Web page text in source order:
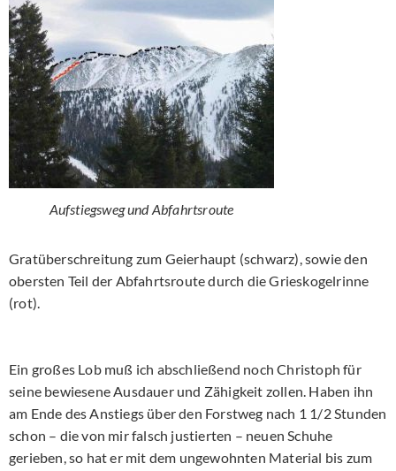
Aufstiegsweg und Abfahrtsroute
Gratüberschreitung zum Geierhaupt (schwarz), sowie den
obersten Teil der Abfahrtsroute durch die Grieskogelrinne
(rot).
Ein großes Lob muß ich abschließend noch Christoph für
seine bewiesene Ausdauer und Zähigkeit zollen. Haben ihn
am Ende des Anstiegs über den Forstweg nach 1 1/2 Stunden
schon – die von mir falsch justierten – neuen Schuhe
gerieben, so hat er mit dem ungewohnten Material bis zum